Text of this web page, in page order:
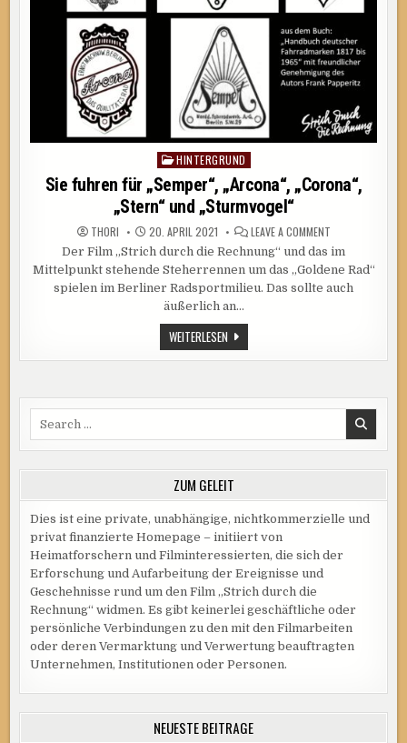
Posted
in
HINTERGRUND
Sie fuhren für „Semper“, „Arcona“, „Corona“,
„Stern“ und „Sturmvogel“
THORI 20. APRIL 2021 LEAVE A COMMENTON
FUHREN
„SEMPER“,
„ARCONA“,
„CORONA“,
Der Film „Strich durch die Rechnung“ und das im
Mittelpunkt stehende Steherrennen um das „Goldene Rad“
spielen im Berliner Radsportmilieu. Das sollte auch
äußerlich an…
WEITERLESENSIE
FUHREN
FÜR
„CORONA“,
„STERN“
ZUM GELEIT
Dies ist eine private, unabhängige, nichtkommerzielle und
privat finanzierte Homepage – initiiert von
Heimatforschern und Filminteressierten, die sich der
Erforschung und Aufarbeitung der Ereignisse und
Geschehnisse rund um den Film „Strich durch die
Rechnung“ widmen. Es gibt keinerlei geschäftliche oder
persönliche Verbindungen zu den mit den Filmarbeiten
oder deren Vermarktung und Verwertung beauftragten
Unternehmen, Institutionen oder Personen.
NEUESTE BEITRÄGE